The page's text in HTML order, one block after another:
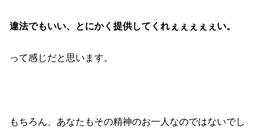
違法でもいい、とにかく提供してくれぇぇぇぇぇい。
って感じだと思います。
もちろん、あなたもその精神のお一人なのではないでし